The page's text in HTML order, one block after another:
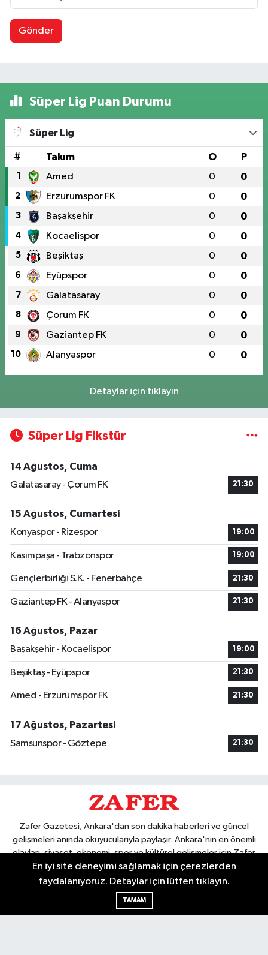
Gönder
Süper Lig Puan Durumu
Süper Lig
# Takım O P
1 Amed 0 0
2 Erzurumspor FK 0 0
3 Başakşehir 0 0
4 Kocaelispor 0 0
5 Beşiktaş 0 0
6 Eyüpspor 0 0
7 Galatasaray 0 0
8 Çorum FK 0 0
9 Gaziantep FK 0 0
10 Alanyaspor 0 0
Detaylar için tıklayın
Süper Lig Fikstür
14 Ağustos, Cuma
Galatasaray - Çorum FK
21:30
15 Ağustos, Cumartesi
Konyaspor - Rizespor
19:00
Kasımpaşa - Trabzonspor 19:00
Gençlerbirliği S.K. - Fenerbahçe 21:30
Gaziantep FK - Alanyaspor 21:30
16 Ağustos, Pazar
Başakşehir - Kocaelispor
19:00
Beşiktaş - Eyüpspor 21:30
Amed - Erzurumspor FK 21:30
17 Ağustos, Pazartesi
Samsunspor - Göztepe
21:30
Zafer Gazetesi, Ankara'dan son dakika haberleri ve güncel
gelişmeleri anında okuyucularıyla paylaşır. Ankara'nın en önemli
olayları, siyaset, ekonomi, spor ve kültürel gelişmeler için Zafer
Gazetesi'ni takip edin. Başkentin güvendiği haber kaynağı.
En iyi site deneyimi sağlamak için çerezlerden
faydalanıyoruz. Detaylar için lütfen tıklayın.
TAMAM